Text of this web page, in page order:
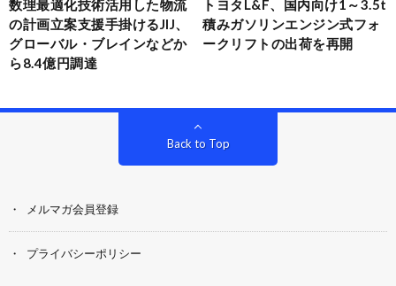
数理最適化技術活用した物流
の計画立案支援手掛けるJIJ、
グローバル・ブレインなどか
ら8.4億円調達
トヨタL&F、国内向け1～3.5t
積みガソリンエンジン式フォ
ークリフトの出荷を再開
Back to Top
メルマガ会員登録
プライバシーポリシー